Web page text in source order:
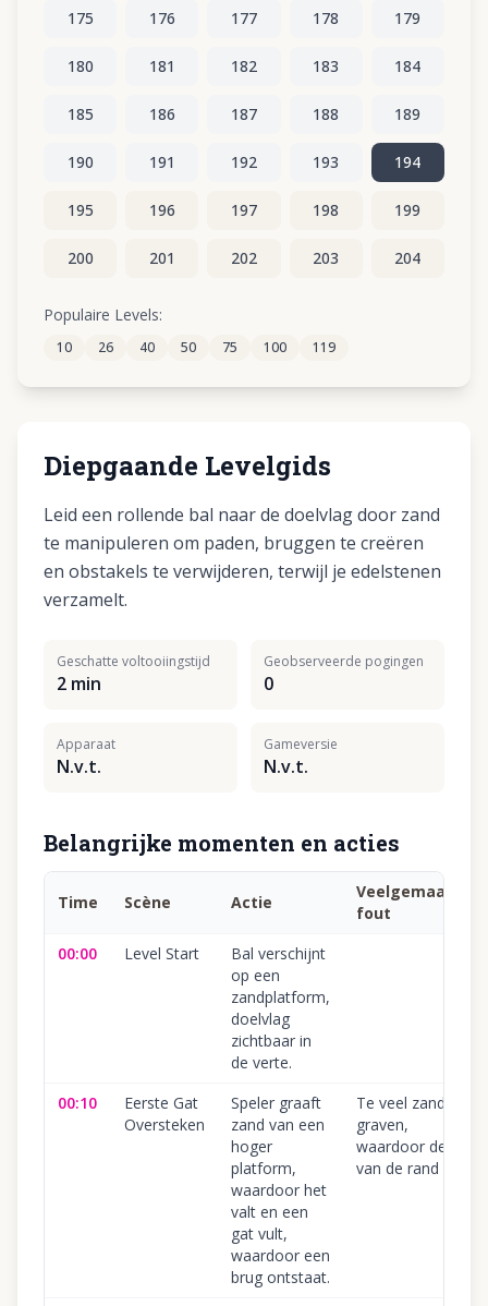
175
176 177 178 179
180 181 182 183 184
185 186 187 188 189
190 191 192 193 194
195 196 197 198 199
200 201 202 203 204
205 206
210 211 212 213
Populaire Levels:
10 26 40 50 75 100 119
Diepgaande Levelgids
Leid een rollende bal naar de doelvlag door zand
te manipuleren om paden, bruggen te creëren
en obstakels te verwijderen, terwijl je edelstenen
verzamelt.
Geschatte voltooiingstijd
2 min
Geobserveerde pogingen
0
Apparaat
N.v.t.
Gameversie
N.v.t.
Belangrijke momenten en acties
Time Scène Actie
Veelgemaakte
fout
00:00
Level Start
Bal verschijnt
op een
zandplatform,
doelvlag
zichtbaar in
de verte.
00:10
Eerste Gat
Oversteken
Speler graaft
zand van een
hoger
platform,
waardoor het
valt en een
gat vult,
waardoor een
brug ontstaat.
Te veel zand
graven,
waardoor de bal
van de rand valt.